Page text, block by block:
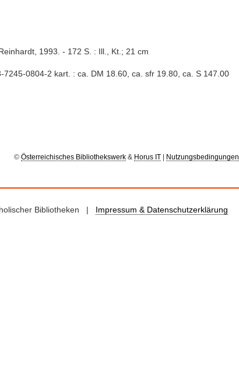
1993. - 172 S. : Ill., Kt.; 21 cm
7245-0804-2 kart. : ca. DM 18.60, ca. sfr 19.80, ca. S 147.00
© Österreichisches Bibliothekswerk& Horus IT Nutzungsbedingungen
Bibliotheken | Impressum & Datenschutzerklärung